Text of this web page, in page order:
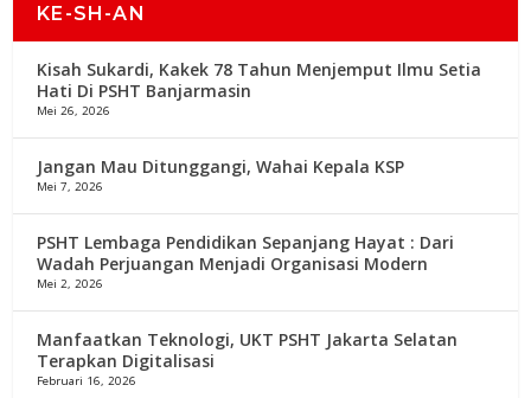
KE-SH-AN
Kisah Sukardi, Kakek 78 Tahun Menjemput Ilmu Setia
Hati Di PSHT Banjarmasin
Mei 26, 2026
Jangan Mau Ditunggangi, Wahai Kepala KSP
Mei 7, 2026
PSHT Lembaga Pendidikan Sepanjang Hayat : Dari
Wadah Perjuangan Menjadi Organisasi Modern
Mei 2, 2026
Manfaatkan Teknologi, UKT PSHT Jakarta Selatan
Terapkan Digitalisasi
Februari 16, 2026